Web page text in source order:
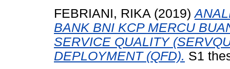
FEBRIANI, RIKA (2019)
BANK BNI KCP MERCU
SERVICE QUALITY
DEPLOYMENT (QFD). S1